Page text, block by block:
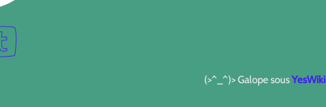
(>^_^)> Galope sousYesWiki